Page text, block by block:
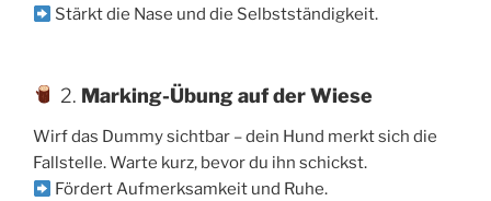
Stärkt die Nase und die Selbstständigkeit.
2. Marking-Übung auf der Wiese
Wirf das Dummy sichtbar – dein Hund merkt sich die
Fallstelle. Warte kurz, bevor du ihn schickst.
Fördert Aufmerksamkeit und Ruhe.